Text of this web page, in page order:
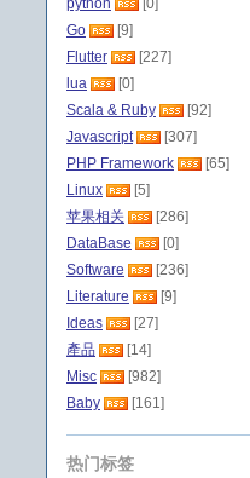
python
[0]
Go
[9]
Flutter
[227]
lua
[0]
Scala & Ruby
[92]
Javascript
[307]
PHP Framework
[65]
Linux
[5]
苹果相关
[286]
DataBase
[0]
Software
[236]
Literature
[9]
Ideas
[27]
產品
[14]
Misc
[982]
Baby
[161]
热门标签